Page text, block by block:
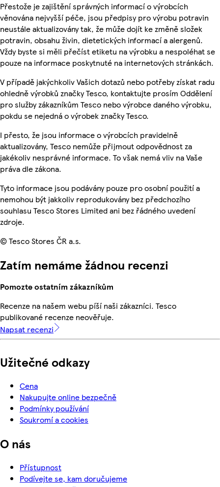
Přestože je zajištění správných informací o výrobcích
věnována nejvyšší péče, jsou předpisy pro výrobu potravin
neustále aktualizovány tak, že může dojít ke změně složek
potravin, obsahu živin, dietetických informací a alergenů.
Vždy byste si měli přečíst etiketu na výrobku a nespoléhat se
pouze na informace poskytnuté na internetových stránkách.
V případě jakýchkoliv Vašich dotazů nebo potřeby získat radu
ohledně výrobků značky Tesco, kontaktujte prosím Oddělení
pro služby zákazníkům Tesco nebo výrobce daného výrobku,
pokdu se nejedná o výrobek značky Tesco.
I přesto, že jsou informace o výrobcích pravidelně
aktualizovány, Tesco nemůže přijmout odpovědnost za
jakékoliv nesprávné informace. To však nemá vliv na Vaše
práva dle zákona.
Tyto informace jsou podávány pouze pro osobní použití a
nemohou být jakkoliv reprodukovány bez předchozího
souhlasu Tesco Stores Limited ani bez řádného uvedení
zdroje.
© Tesco Stores ČR a.s.
Zatím nemáme žádnou recenzi
Pomozte ostatním zákazníkům
Recenze na našem webu píší naši zákazníci. Tesco
publikované recenze neověřuje.
Napsat recenzi
Užitečné odkazy
Cena
Nakupujte online bezpečně
Podmínky používání
Soukromí a cookies
O nás
Přístupnost
Podívejte se, kam doručujeme